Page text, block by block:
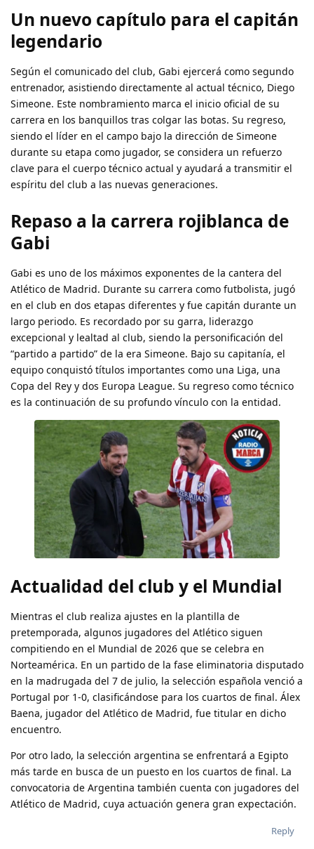
Un nuevo capítulo para el capitán
legendario
Según el comunicado del club, Gabi ejercerá como segundo
entrenador, asistiendo directamente al actual técnico, Diego
Simeone. Este nombramiento marca el inicio oficial de su
carrera en los banquillos tras colgar las botas. Su regreso,
siendo el líder en el campo bajo la dirección de Simeone
durante su etapa como jugador, se considera un refuerzo
clave para el cuerpo técnico actual y ayudará a transmitir el
espíritu del club a las nuevas generaciones.
Repaso a la carrera rojiblanca de
Gabi
Gabi es uno de los máximos exponentes de la cantera del
Atlético de Madrid. Durante su carrera como futbolista, jugó
en el club en dos etapas diferentes y fue capitán durante un
largo periodo. Es recordado por su garra, liderazgo
excepcional y lealtad al club, siendo la personificación del
“partido a partido” de la era Simeone. Bajo su capitanía, el
equipo conquistó títulos importantes como una Liga, una
Copa del Rey y dos Europa League. Su regreso como técnico
es la continuación de su profundo vínculo con la entidad.
Actualidad del club y el Mundial
Mientras el club realiza ajustes en la plantilla de
pretemporada, algunos jugadores del Atlético siguen
compitiendo en el Mundial de 2026 que se celebra en
Norteamérica. En un partido de la fase eliminatoria disputado
en la madrugada del 7 de julio, la selección española venció a
Portugal por 1-0, clasificándose para los cuartos de final. Álex
Baena, jugador del Atlético de Madrid, fue titular en dicho
encuentro.
Por otro lado, la selección argentina se enfrentará a Egipto
más tarde en busca de un puesto en los cuartos de final. La
convocatoria de Argentina también cuenta con jugadores del
Atlético de Madrid, cuya actuación genera gran expectación.
Reply